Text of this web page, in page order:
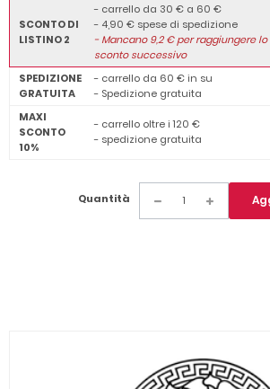
SCONTO DI
LISTINO 2
- carrello da 30 € a 60 €
- 4,90 € spese di spedizione
-Mancano9,2€ per raggiungere lo
sconto successivo
SPEDIZIONE
GRATUITA
- carrello da 60 € in su
- Spedizione gratuita
MAXI
SCONTO
10%
- carrello oltre i 120 €
- spedizione gratuita
Quantità